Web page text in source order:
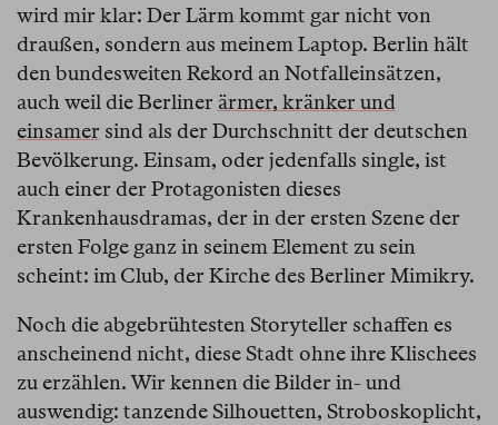
wird mir klar: Der Lärm kommt gar nicht von
draußen, sondern aus meinem Laptop. Berlin hält
den bundesweiten Rekord an Notfalleinsätzen,
auch weil die Berliner ärmer, kränker und
einsamer sind als der Durchschnitt der deutschen
Bevölkerung. Einsam, oder jedenfalls single, ist
auch einer der Protagonisten dieses
Krankenhausdramas, der in der ersten Szene der
ersten Folge ganz in seinem Element zu sein
scheint: im Club, der Kirche des Berliner Mimikry.
Noch die abgebrühtesten Storyteller schaffen es
anscheinend nicht, diese Stadt ohne ihre Klischees
zu erzählen. Wir kennen die Bilder in- und
auswendig: tanzende Silhouetten, Stroboskoplicht,